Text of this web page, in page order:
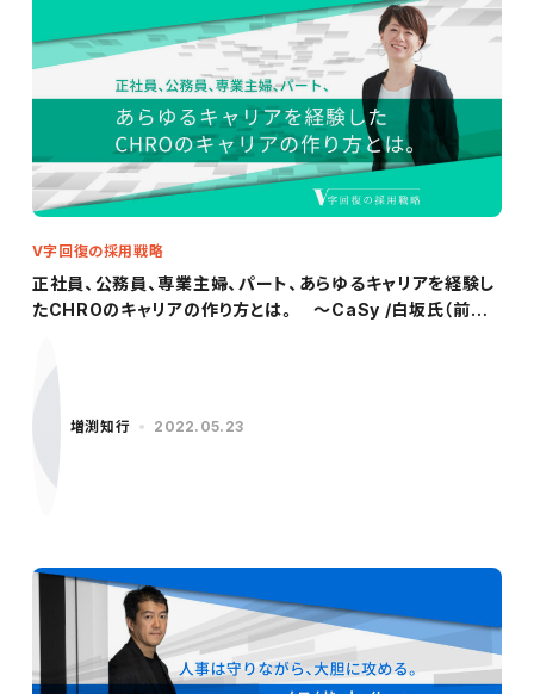
正社員、公務員、専業主婦、パート、あらゆるキャリアを経験し
たCHROのキャリアの作り方とは。 ～CaSy /白坂氏（前編）
V字回復の採用戦略
増渕知行 2022.05.23